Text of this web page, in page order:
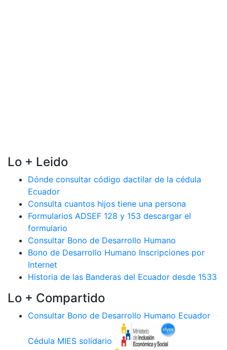
Lo + Leido
Dónde consultar código dactilar de la cédula
Ecuador
Consulta cuantos hijos tiene una persona
Formularios ADSEF 128 y 153 descargar el
formulario
Consultar Bono de Desarrollo Humano
Bono de Desarrollo Humano Inscripciones por
Internet
Historia de las Banderas del Ecuador desde 1533
Lo + Compartido
Consultar Bono de Desarrollo Humano Ecuador
Cédula MIES solidario